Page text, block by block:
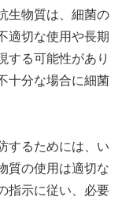
生物質は、細菌の
適切な使用や長期
する可能性があり
十分な場合に細菌
するためには、い
質の使用は適切な
指示に従い、必要